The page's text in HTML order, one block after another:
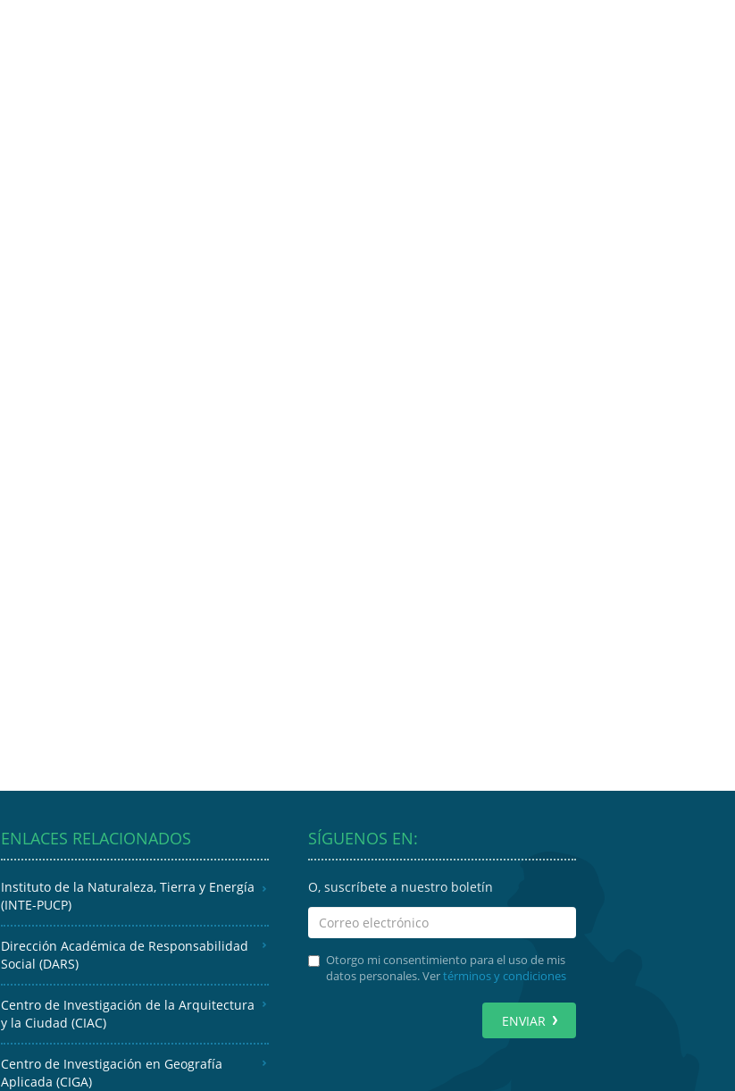
ENLACES RELACIONADOS
Instituto de la Naturaleza, Tierra y Energía
(INTE-PUCP)
Dirección Académica de Responsabilidad
Social (DARS)
Centro de Investigación de la Arquitectura
y la Ciudad (CIAC)
Centro de Investigación en Geografía
Aplicada (CIGA)
SÍGUENOS EN:
O, suscríbete a nuestro boletín
Otorgo mi consentimiento para el uso de mis
datos personales. Vertérminos y condiciones
ENVIAR